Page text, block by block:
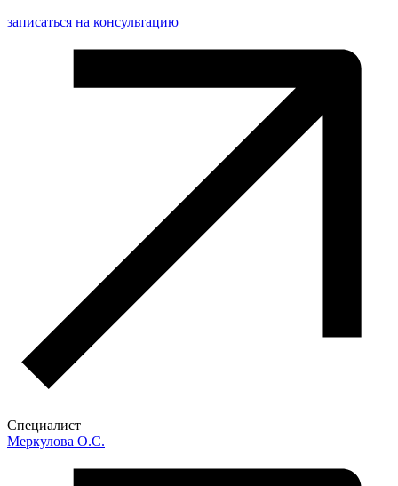
записаться на консультацию
Специалист
Меркулова О.С.